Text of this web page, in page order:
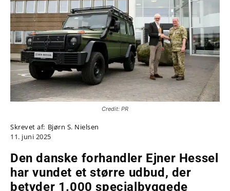
Credit: PR
Skrevet af: Bjørn S. Nielsen
11. juni 2025
Den danske forhandler Ejner Hessel
har vundet et større udbud, der
betyder 1.000 specialbyggede